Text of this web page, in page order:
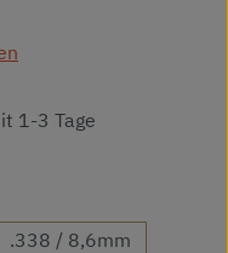
1-3 Tage
.338 / 8,6mm